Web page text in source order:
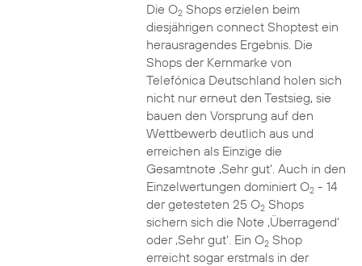
Die O2Shops erzielen beim
diesjährigen connect Shoptest ein
herausragendes Ergebnis. Die
Shops der Kernmarke von
Telefónica Deutschland holen sich
nicht nur erneut den Testsieg, sie
bauen den Vorsprung auf den
Wettbewerb deutlich aus und
erreichen als Einzige die
Gesamtnote ‚Sehr gut‘. Auch in den
Einzelwertungen dominiert O2- 14
der getesteten 25 O2Shops
sichern sich die Note ‚Überragend‘
oder ‚Sehr gut‘. Ein O2Shop
erreicht sogar erstmals in der